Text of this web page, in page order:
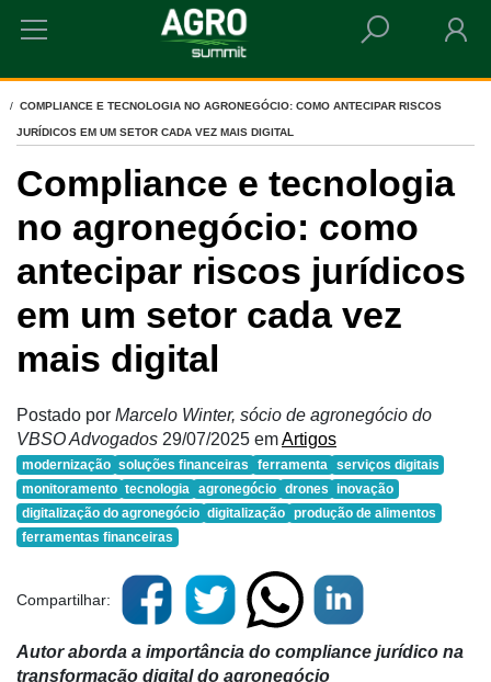
HOME
COMPLIANCE E TECNOLOGIA NO AGRONEGÓCIO: COMO ANTECIPAR RISCOS
JURÍDICOS EM UM SETOR CADA VEZ MAIS DIGITAL
Compliance e tecnologia
no agronegócio: como
antecipar riscos jurídicos
em um setor cada vez
mais digital
Postado por Marcelo Winter, sócio de agronegócio do
VBSO Advogados 29/07/2025 emArtigos
modernização soluções financeiras ferramenta serviços digitais
monitoramento tecnologia agronegócio drones inovação
digitalização do agronegócio digitalização produção de alimentos
ferramentas financeiras
Compartilhar:
Autor aborda a importância do compliance jurídico na
transformação digital do agronegócio